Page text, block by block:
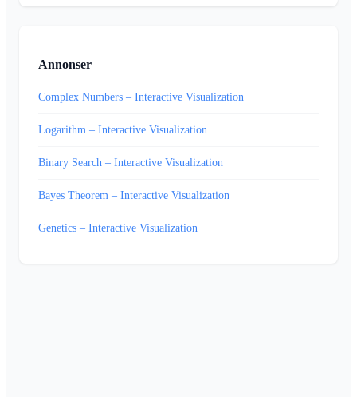
Annonser
Complex Numbers – Interactive Visualization
Logarithm – Interactive Visualization
Binary Search – Interactive Visualization
Bayes Theorem – Interactive Visualization
Genetics – Interactive Visualization